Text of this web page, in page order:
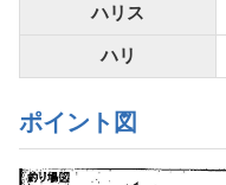
ハリス
ハリ
ポイント図